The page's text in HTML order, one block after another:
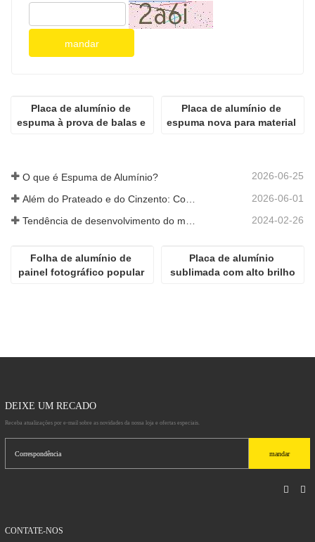
mandar
Placa de alumínio de
espuma à prova de balas e
Placa de alumínio de
espuma nova para material
O que é Espuma de Alumínio? 2026-06-25
2026-06-01
Tendência de desenvolvimento do material de alumínio 2024-02-26
Folha de alumínio de
painel fotográfico popular
Placa de alumínio
sublimada com alto brilho
DEIXE UM RECADO
Receba atualizações por e-mail sobre as novidades da nossa loja e ofertas especiais.
mandar
CONTATE-NOS